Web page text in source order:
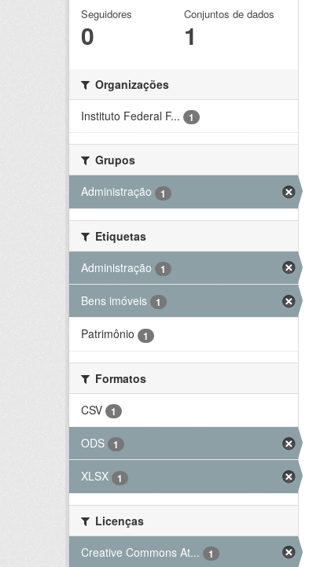
Seguidores
0
Conjuntos de dados
1
Organizações
Instituto Federal F...
1
Grupos
Administração
1
Etiquetas
Administração
1
Bens imóveis 1
Patrimônio 1
Formatos
CSV
1
ODS 1
XLSX 1
Licenças
Creative Commons At...
1